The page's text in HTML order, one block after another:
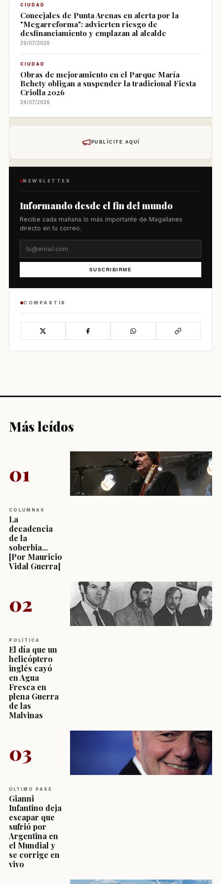
CIUDAD
Concejales de Punta Arenas en alerta por la
"Megarreforma": advierten riesgo de
desfinanciamiento y emplazan al alcalde
29/07/2026
CIUDAD
Obras de mejoramiento en el Parque María
Behety obligan a suspender la tradicional Fiesta
Criolla 2026
24/07/2026
PUBLÍCITE AQUÍ
NEWSLETTER
Informando desde el fin del mundo
Recibe cada mañana lo más importante de Magallanes
directo en tu correo.
SUSCRIBIRME
COMPARTIR
Más leídos
01
COLUMNAS
La
decadencia
de la
soberbia...
[Por Mauricio
Vidal Guerra]
02
POLÍTICA
El día que un
helicóptero
inglés cayó
en Agua
Fresca en
plena Guerra
de las
Malvinas
03
ÚLTIMO PASE
Gianni
Infantino deja
escapar que
sufrió por
Argentina en
el Mundial y
se corrige en
vivo